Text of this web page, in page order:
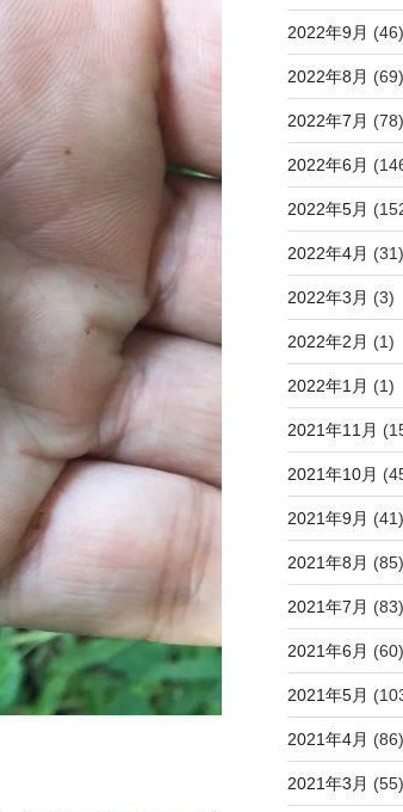
2022年9月 (46)
2022年8月 (69)
2022年7月 (78)
2022年6月
2022年5月
2022年4月 (31)
2022年3月 (3)
2022年2月 (1)
2022年1月 (1)
2021年11月
2021年10月
2021年9月 (41)
2021年8月 (85)
2021年7月 (83)
2021年6月 (60)
2021年5月
2021年4月 (86)
2021年3月 (55)